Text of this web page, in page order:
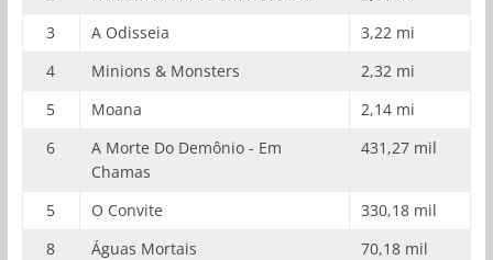
3
A Odisseia
3,22 mi
4
Minions & Monsters
2,32 mi
5
Moana
2,14 mi
6
A Morte Do Demônio - Em
Chamas
431,27 mil
5 O Convite
330,18 mil
8
Águas Mortais
70,18 mil